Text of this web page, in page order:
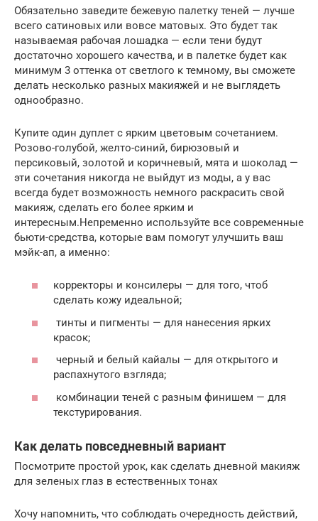
Обязательно заведите бежевую палетку теней — лучше
всего сатиновых или вовсе матовых. Это будет так
называемая рабочая лошадка — если тени будут
достаточно хорошего качества, и в палетке будет как
минимум 3 оттенка от светлого к темному, вы сможете
делать несколько разных макияжей и не выглядеть
однообразно.
Купите один дуплет с ярким цветовым сочетанием.
Розово-голубой, желто-синий, бирюзовый и
персиковый, золотой и коричневый, мята и шоколад —
эти сочетания никогда не выйдут из моды, а у вас
всегда будет возможность немного раскрасить свой
макияж, сделать его более ярким и
интересным.Непременно используйте все современные
бьюти-средства, которые вам помогут улучшить ваш
мэйк-ап, а именно:
корректоры и консилеры — для того, чтоб
сделать кожу идеальной;
тинты и пигменты — для нанесения ярких
красок;
черный и белый кайалы — для открытого и
распахнутого взгляда;
комбинации теней с разным финишем — для
текстурирования.
Как делать повседневный вариант
Посмотрите простой урок, как сделать дневной макияж
для зеленых глаз в естественных тонах
Хочу напомнить, что соблюдать очередность действий,